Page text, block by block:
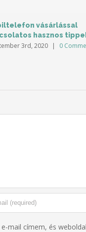
vásárlással
hasznos
3rd, 2020 | 0
mail címem, és